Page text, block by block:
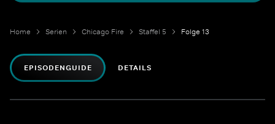
Home Serien Chicago Fire Staffel 5 Folge 13
EPISODENGUIDE DETAILS